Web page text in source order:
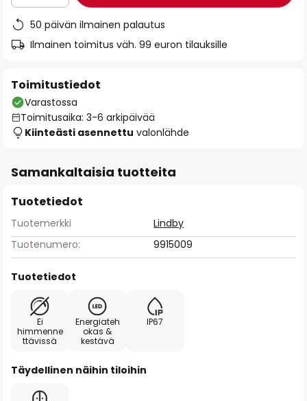
50 päivän ilmainen palautus
Ilmainen toimitus väh. 99 euron tilauksille
Toimitustiedot
Varastossa
Toimitusaika: 3-6 arkipäivää
Kiinteästi asennettu valonlähde
Samankaltaisia tuotteita
Tuotetiedot
Tuotemerkki
Lindby
Tuotenumero:
9915009
Tuotetiedot
Ei
himmenne
ttävissä
Energiateh
okas &
kestävä
IP67
Täydellinen näihin tiloihin